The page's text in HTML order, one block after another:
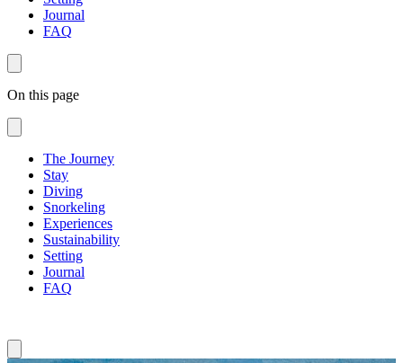
Journal
FAQ
On this page
The Journey
Stay
Diving
Snorkeling
Experiences
Sustainability
Setting
Journal
FAQ